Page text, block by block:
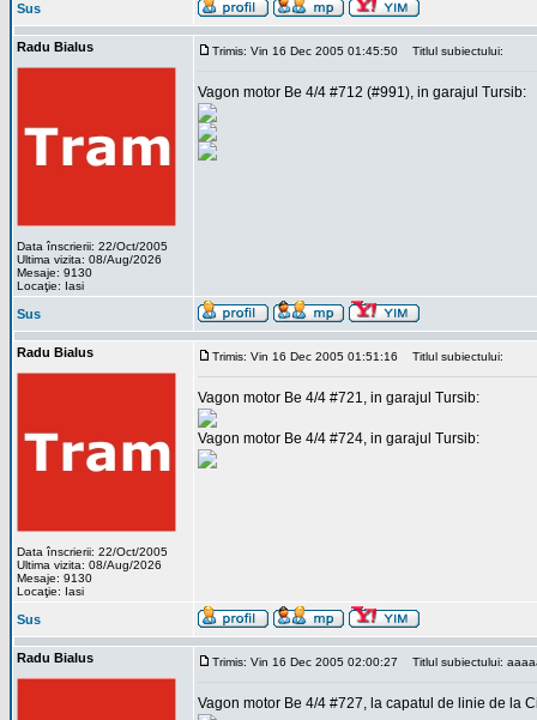
Sus
Radu Bialus
Data înscrierii: 22/Oct/2005
Ultima vizita: 08/Aug/2026
Mesaje: 9130
Locaţie: Iasi
Trimis: Vin 16 Dec 2005 01:45:50 Titlul subiectului:
Vagon motor Be 4/4 #712 (#991), in garajul Tursib:
Sus
Radu Bialus
Data înscrierii: 22/Oct/2005
Ultima vizita: 08/Aug/2026
Mesaje: 9130
Locaţie: Iasi
Trimis: Vin 16 Dec 2005 01:51:16 Titlul subiectului:
Vagon motor Be 4/4 #721, in garajul Tursib:
Vagon motor Be 4/4 #724, in garajul Tursib:
Sus
Radu Bialus Trimis: Vin 16 Dec 2005 02:00:27 Titlul subiectului:
Vagon motor Be 4/4 #727, la capatul de linie de la